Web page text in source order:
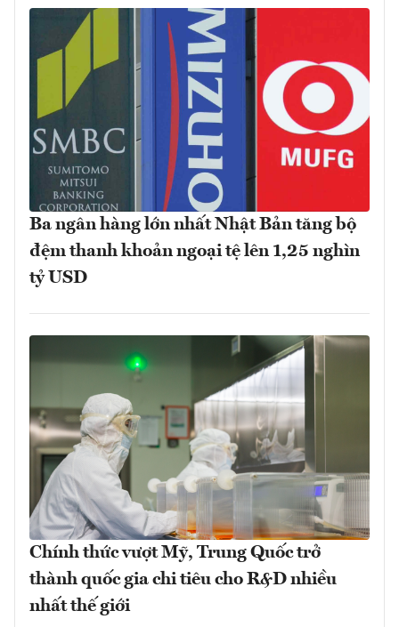
Ba ngân hàng lớn nhất Nhật Bản tăng bộ
đệm thanh khoản ngoại tệ lên 1,25 nghìn
tỷ USD
Chính thức vượt Mỹ, Trung Quốc trở
thành quốc gia chi tiêu cho R&D nhiều
nhất thế giới